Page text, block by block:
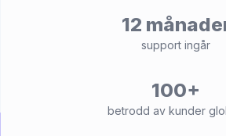
12
support ingår
100+
betrodd av kunder